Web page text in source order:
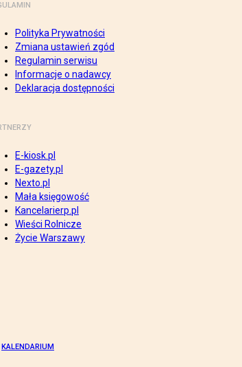
Polityka Prywatności
Zmiana ustawień zgód
Regulamin serwisu
Informacje o nadawcy
Deklaracja dostępności
E-kiosk.pl
E-gazety.pl
Nexto.pl
Mała księgowość
Kancelarierp.pl
Wieści Rolnicze
Życie Warszawy
KALENDARIUM